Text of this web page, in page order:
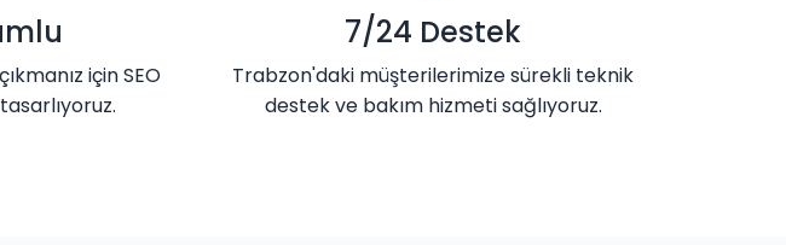
için SEO
7/24 Destek
Trabzon'daki müşterilerimize sürekli teknik
destek ve bakım hizmeti sağlıyoruz.